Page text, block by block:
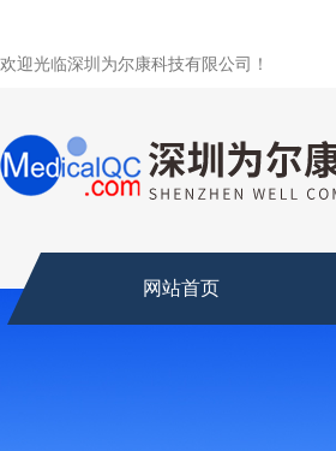
欢迎光临深圳为尔康科技有限公司！
网站首页